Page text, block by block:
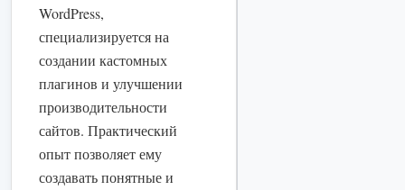
WordPress,
специализируется на
создании кастомных
плагинов и улучшении
производительности
сайтов. Практический
опыт позволяет ему
создавать понятные и